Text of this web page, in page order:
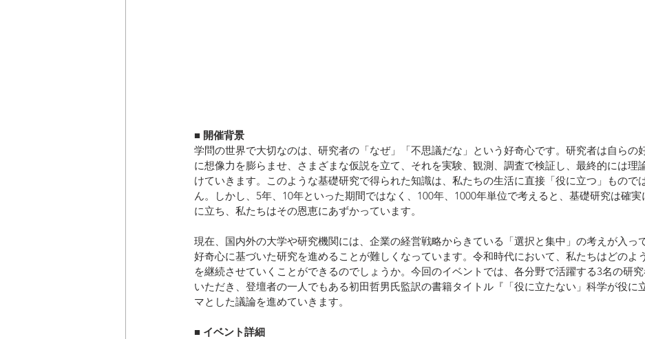
■ 開催背景
学問の世界で大切なのは、研究者の「なぜ」「不思議だな」という好奇心です。研究者は自らの
に想像力を膨らませ、さまざまな仮説を立て、それを実験、観測、調査で検証し、最終的には理
けていきます。このような基礎研究で得られた知識は、私たちの生活に直接「役に立つ」もので
ん。しかし、5年、10年といった期間ではなく、100年、1000年単位で考えると、基礎研究は確
に立ち、私たちはその恩恵にあずかっています。
現在、国内外の大学や研究機関には、企業の経営戦略からきている「選択と集中」の考えが入っ
好奇心に基づいた研究を進めることが難しくなっています。令和時代において、私たちはどのよ
を継続させていくことができるのでしょうか。今回のイベントでは、各分野で活躍する3名の研
いただき、登壇者の一人でもある初田哲男氏監訳の書籍タイトル『「役に立たない」科学が役に
マとした議論を進めていきます。
■ イベント詳細